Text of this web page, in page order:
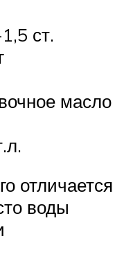
ст.
масло
отличается
воды